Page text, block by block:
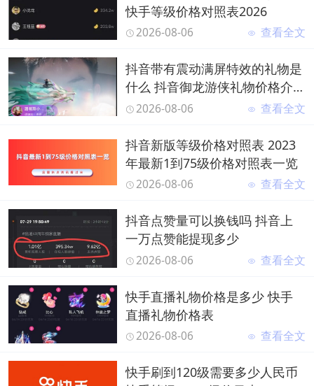
快手等级价格对照表2026
2026-08-06 查看全文
抖音带有震动满屏特效的礼物是
什么 抖音御龙游侠礼物价格介
绍2026-08-06 查看全文
抖音新版等级价格对照表 2023
年最新1到75级价格对照表一览
2026-08-06 查看全文
抖音点赞量可以换钱吗 抖音上
一万点赞能提现多少
2026-08-06 查看全文
快手直播礼物价格是多少 快手
直播礼物价格表
2026-08-06 查看全文
快手刷到120级需要多少人民币